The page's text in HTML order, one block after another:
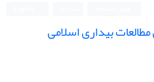
بیداری اسلامی